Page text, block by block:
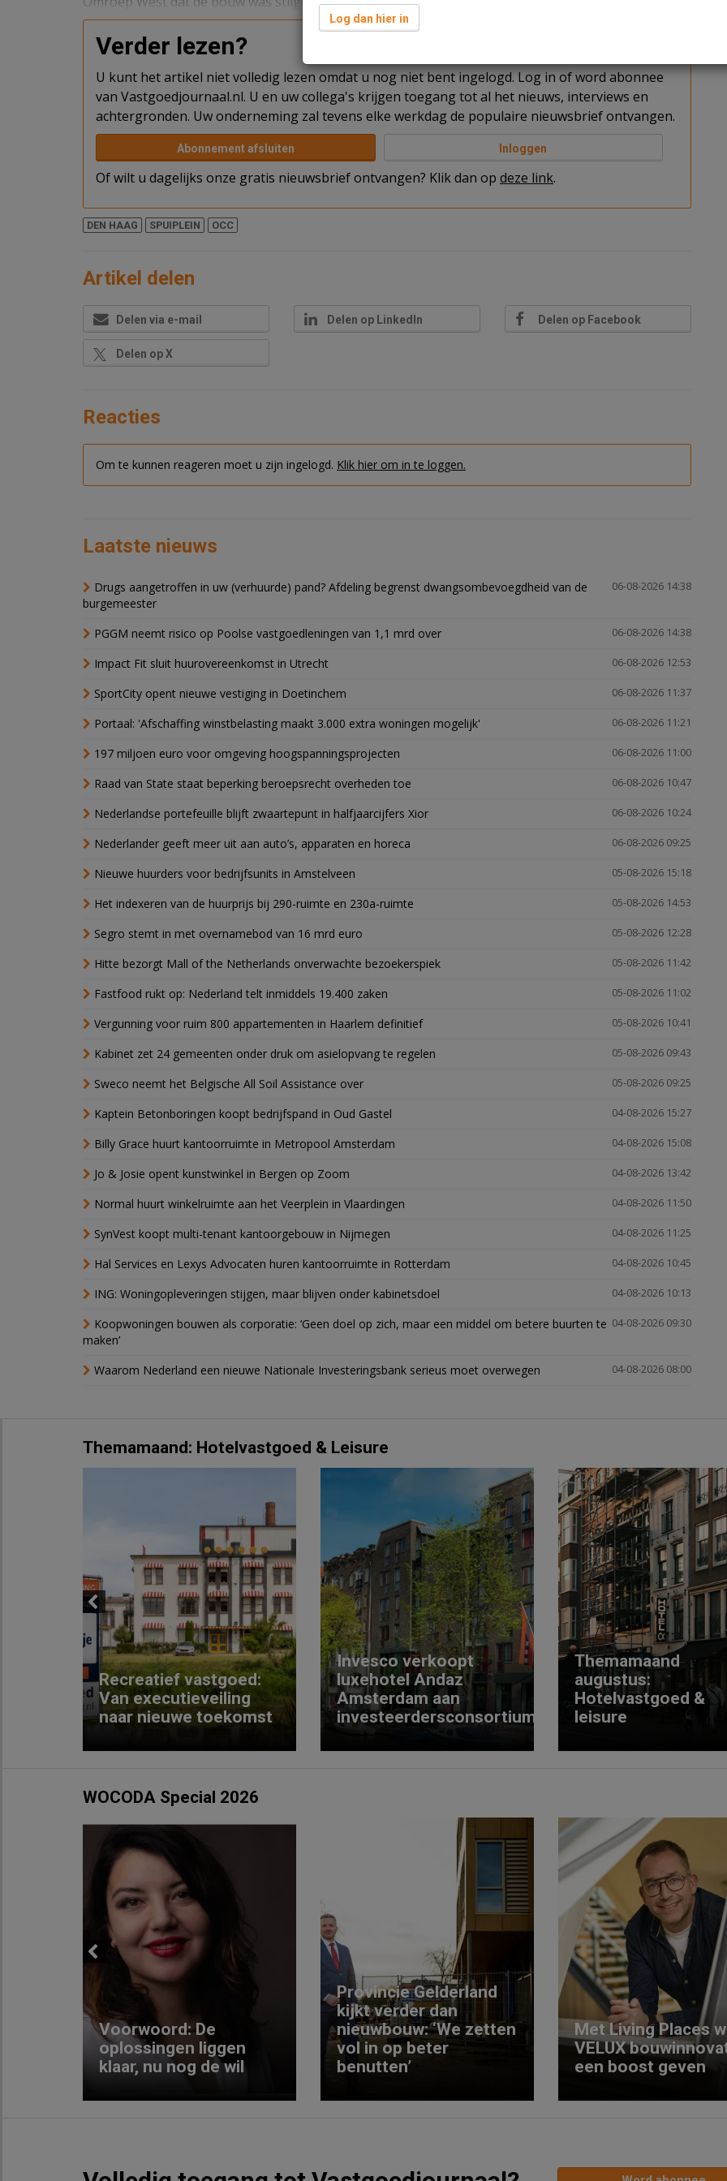
Verder lezen?
U kunt het artikel niet volledig lezen omdat u nog niet bent ingelogd. Log in of word abonnee
van Vastgoedjournaal.nl. U en uw collega's krijgen toegang tot al het nieuws, interviews en
achtergronden. Uw onderneming zal tevens elke werkdag de populaire nieuwsbrief ontvangen.
Abonnement afsluiten Inloggen
Of wilt u dagelijks onze gratis nieuwsbrief ontvangen? Klik dan op deze link.
DEN HAAG SPUIPLEIN OCC
Artikel delen
Delen via e-mail Delen op LinkedIn Delen op Facebook
Delen op X
Reacties
Om te kunnen reageren moet u zijn ingelogd. Klik hier om in te loggen.
Laatste nieuws
06-08-2026 14:38
Drugs aangetroffen in uw (verhuurde) pand? Afdeling begrenst dwangsombevoegdheid van de
burgemeester
06-08-2026 14:38
PGGM neemt risico op Poolse vastgoedleningen van 1,1 mrd over
06-08-2026 12:53
Impact Fit sluit huurovereenkomst in Utrecht
06-08-2026 11:37
SportCity opent nieuwe vestiging in Doetinchem
06-08-2026 11:21
Portaal: 'Afschaffing winstbelasting maakt 3.000 extra woningen mogelijk'
06-08-2026 11:00
197 miljoen euro voor omgeving hoogspanningsprojecten
06-08-2026 10:47
Raad van State staat beperking beroepsrecht overheden toe
06-08-2026 10:24
Nederlandse portefeuille blijft zwaartepunt in halfjaarcijfers Xior
06-08-2026 09:25
Nederlander geeft meer uit aan auto’s, apparaten en horeca
05-08-2026 15:18
Nieuwe huurders voor bedrijfsunits in Amstelveen
05-08-2026 14:53
Het indexeren van de huurprijs bij 290-ruimte en 230a-ruimte
05-08-2026 12:28
Segro stemt in met overnamebod van 16 mrd euro
05-08-2026 11:42
Hitte bezorgt Mall of the Netherlands onverwachte bezoekerspiek
05-08-2026 11:02
Fastfood rukt op: Nederland telt inmiddels 19.400 zaken
05-08-2026 10:41
Vergunning voor ruim 800 appartementen in Haarlem definitief
05-08-2026 09:43
Kabinet zet 24 gemeenten onder druk om asielopvang te regelen
05-08-2026 09:25
Sweco neemt het Belgische All Soil Assistance over
04-08-2026 15:27
Kaptein Betonboringen koopt bedrijfspand in Oud Gastel
04-08-2026 15:08
Billy Grace huurt kantoorruimte in Metropool Amsterdam
04-08-2026 13:42
Jo & Josie opent kunstwinkel in Bergen op Zoom
04-08-2026 11:50
Normal huurt winkelruimte aan het Veerplein in Vlaardingen
04-08-2026 11:25
SynVest koopt multi-tenant kantoorgebouw in Nijmegen
04-08-2026 10:45
Hal Services en Lexys Advocaten huren kantoorruimte in Rotterdam
04-08-2026 10:13
ING: Woningopleveringen stijgen, maar blijven onder kabinetsdoel
04-08-2026 09:30
Koopwoningen bouwen als corporatie: ‘Geen doel op zich, maar een middel om betere buurten te
maken’
04-08-2026 08:00
Waarom Nederland een nieuwe Nationale Investeringsbank serieus moet overwegen
Themamaand: Hotelvastgoed & Leisure
Previous
Recreatief vastgoed:
Van executieveiling
naar nieuwe toekomst
Invesco verkoopt
luxehotel Andaz
Amsterdam aan
investeerdersconsortium
Themamaand
augustus:
Hotelvastgoed &
leisure
WOCODA Special 2026
Previous
Voorwoord: De
oplossingen liggen
klaar, nu nog de wil
Provincie Gelderland
kijkt verder dan
nieuwbouw: ‘We zetten
vol in op beter
benutten’
Met Living Places
VELUX
een boost geven
Log dan hier in